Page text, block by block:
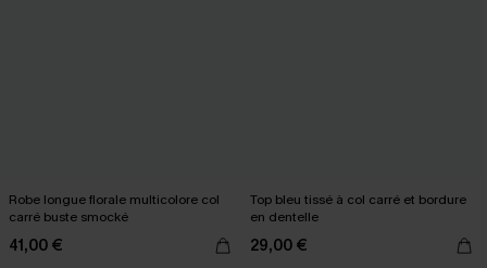
Robe longue florale multicolore col
carré buste smocké
41,00 €
Top bleu tissé à col carré et bordure
en dentelle
29,00 €